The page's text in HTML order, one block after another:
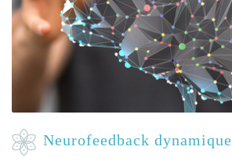
Neurofeedback dynamique